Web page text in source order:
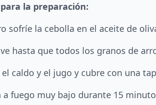
para la preparación:
sofríe la cebolla en el aceite de
hasta que todos los granos de
caldo y el jugo y cubre con una
a fuego muy bajo durante 15